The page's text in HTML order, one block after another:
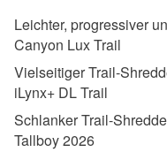
Leichter, progressiver
Canyon Lux Trail
Vielseitiger Trail-
iLynx+ DL Trail
Schlanker Trail-
Tallboy 2026